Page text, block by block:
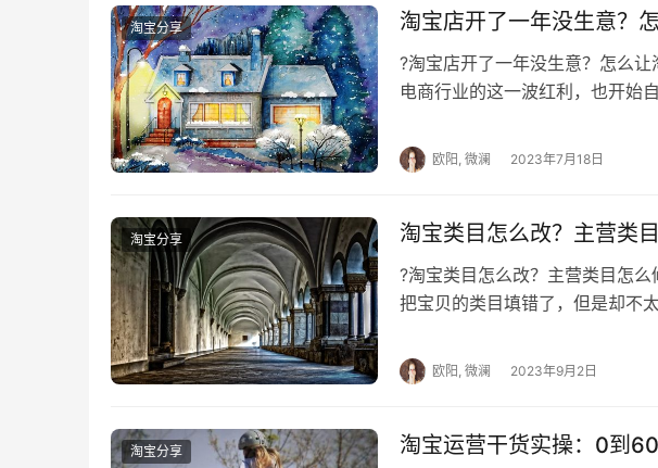
淘宝分享 淘宝店开了一年没生意？
?淘宝店开了一年没生意？怎么
电商行业的这一波红利，也开始
欧阳, 微澜 2023年7月18日
淘宝分享 淘宝类目怎么改？主营类
?淘宝类目怎么改？主营类目怎
把宝贝的类目填错了，但是却不
欧阳, 微澜 2023年9月2日
淘宝分享 淘宝运营干货实操：0到